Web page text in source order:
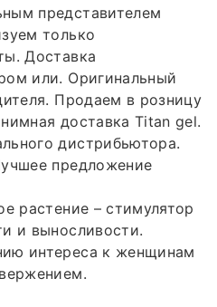
представителем
только
Доставка
или. Оригинальный
Продаем в розницу
доставка Titan gel.
дистрибьютора.
предложение
растение – стимулятор
и выносливости.
интереса к женщинам